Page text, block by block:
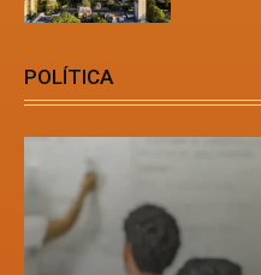
POLÍTICA